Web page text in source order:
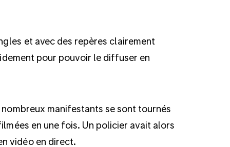
et avec des repères clairement
pour pouvoir le diffuser en
manifestants se sont tournés
en une fois. Un policier avait alors
vidéo en direct.